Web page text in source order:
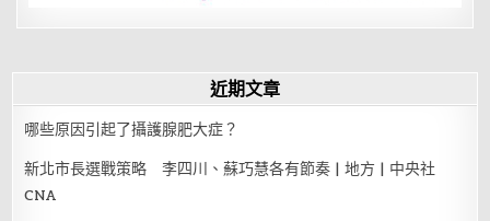
近期文章
哪些原因引起了攝護腺肥大症？
新北市長選戰策略 李四川、蘇巧慧各有節奏 | 地方 | 中央社
CNA